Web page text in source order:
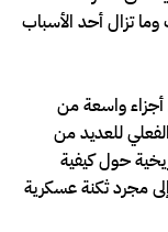
وما تزال أحد الأسباب
واسعة من
للعديد من
حول كيفية
مجرد ثكنة عسكرية